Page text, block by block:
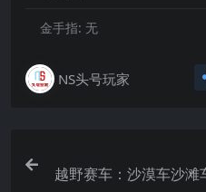
金手指: 无
NS头号玩家
越野赛车：沙漠车沙